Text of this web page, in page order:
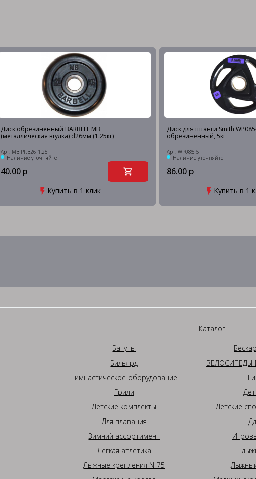
Диск обрезиненный BARBELL MB
(металлическая втулка) d26мм (1.25кг)
Арт: MB-PltB26-1,25
Наличие уточняйте
40.00 р
Купить в 1 клик
Диск для штанги Smith
обрезиненный, 5кг
Арт: WP085-5
Наличие уточняйте
86.00 р
Купить в 1
Каталог
Батуты
Бильярд
ВЕЛОСИПЕДЫ
Гимнастическое оборудование
Грили
Детские комплекты
Детские
Для плавания
Зимний ассортимент
Легкая атлетика
Лыжные крепления N-75